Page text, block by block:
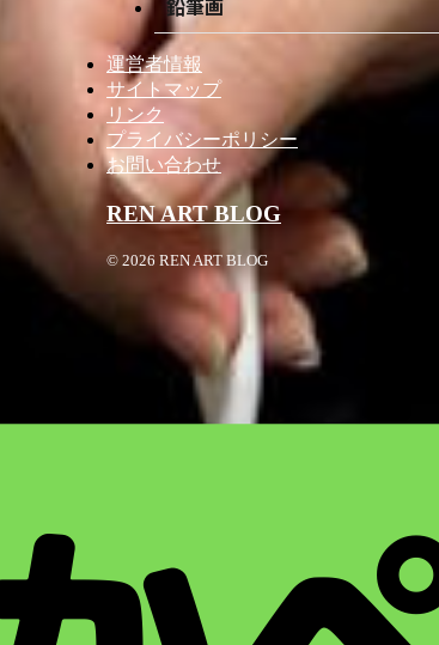
鉛筆画
運営者情報
サイトマップ
リンク
プライバシーポリシー
お問い合わせ
REN ART BLOG
© 2026 REN ART BLOG